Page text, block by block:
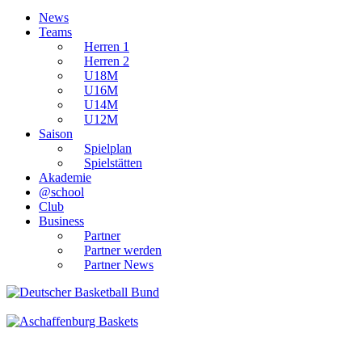
News
Teams
Herren 1
Herren 2
U18M
U16M
U14M
U12M
Saison
Spielplan
Spielstätten
Akademie
@school
Club
Business
Partner
Partner werden
Partner News